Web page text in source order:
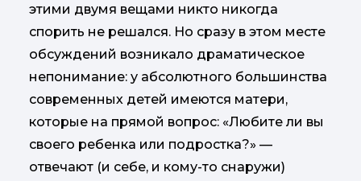
этими двумя вещами никто никогда
спорить не решался. Но сразу в этом месте
обсуждений возникало драматическое
непонимание: у абсолютного большинства
современных детей имеются матери,
которые на прямой вопрос: «Любите ли вы
своего ребенка или подростка?» —
отвечают (и себе, и кому-то снаружи)